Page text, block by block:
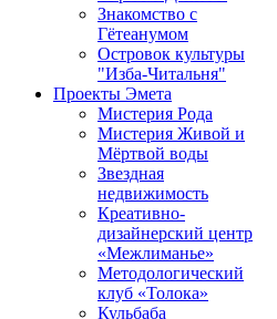
Знакомство с
Гётеанумом
Островок культуры
"Изба-Читальня"
Проекты Эмета
Мистерия Рода
Мистерия Живой и
Мёртвой воды
Звездная
недвижимость
Креативно-
дизайнерский центр
«Межлиманье»
Методологический
клуб «Толока»
Кульбаба